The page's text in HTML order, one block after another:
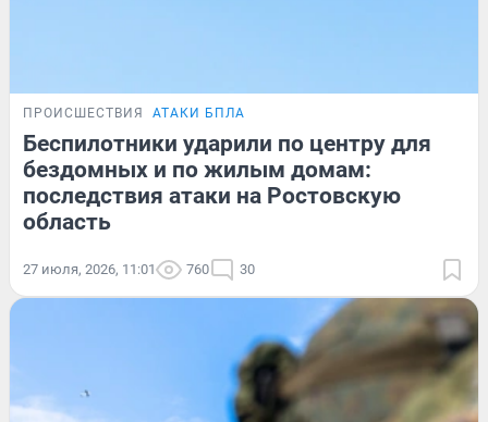
ПРОИСШЕСТВИЯ АТАКИ БПЛА
Беспилотники ударили по центру для
бездомных и по жилым домам:
последствия атаки на Ростовскую
область
27 июля, 2026, 11:01 760 30